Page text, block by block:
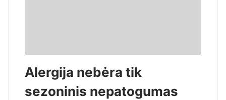
Alergija nebėra tik
sezoninis nepatogumas